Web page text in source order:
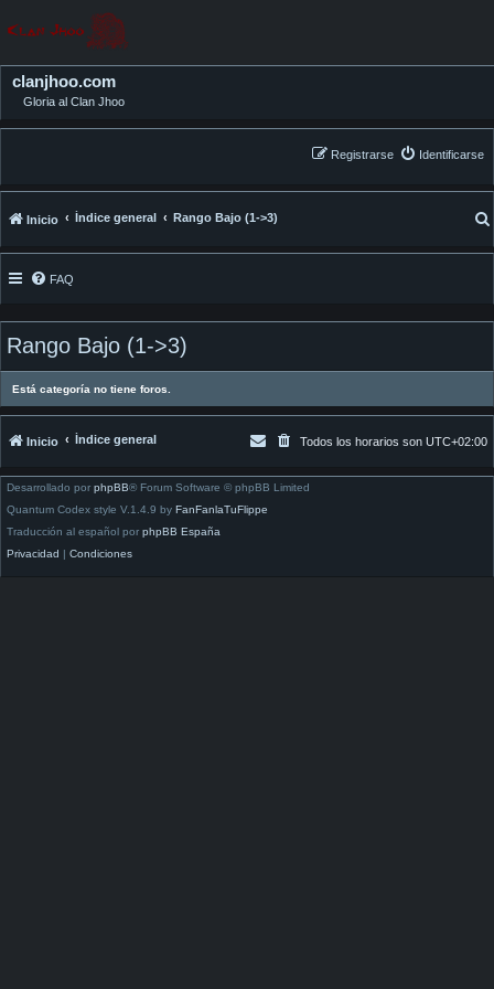
clanjhoo.com
Gloria al Clan Jhoo
Identificarse
Registrarse
Inicio Índice general Rango Bajo (1->3)
FAQ
Rango Bajo (1->3)
Está categoría no tiene foros.
Inicio Índice general Todos los horarios son UTC+02:00
Desarrollado por phpBB® Forum Software © phpBB Limited
Quantum Codex style V.1.4.9 by FanFanlaTuFlippe
Traducción al español por phpBB España
Privacidad
Condiciones